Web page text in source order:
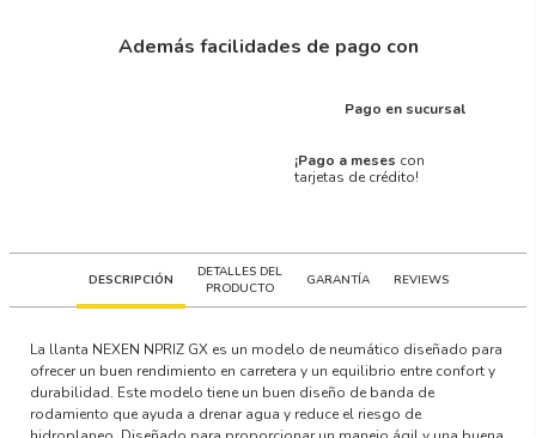
Además facilidades de pago con
Pago en sucursal
¡Pago a meses con
tarjetas de crédito!
DESCRIPCIÓN
DETALLES DEL
PRODUCTO
GARANTÍA REVIEWS
La llanta NEXEN NPRIZ GX es un modelo de neumático diseñado para
ofrecer un buen rendimiento en carretera y un equilibrio entre confort y
durabilidad. Este modelo tiene un buen diseño de banda de
rodamiento que ayuda a drenar agua y reduce el riesgo de